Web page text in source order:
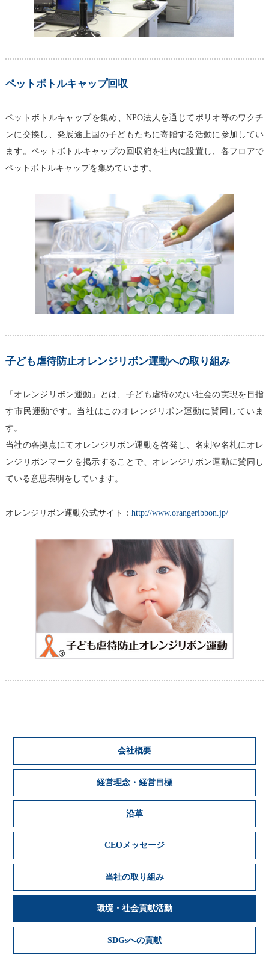
ペットボトルキャップ回収
ペットボトルキャップを集め、NPO法人を通じてポリオ等のワクチ
ンに交換し、発展途上国の子どもたちに寄贈する活動に参加してい
ます。ペットボトルキャップの回収箱を社内に設置し、各フロアで
ペットボトルキャップを集めています。
子ども虐待防止オレンジリボン運動への取り組み
「オレンジリボン運動」とは、子ども虐待のない社会の実現を目指
す市民運動です。当社はこのオレンジリボン運動に賛同していま
す。
当社の各拠点にてオレンジリボン運動を啓発し、名刺や名札にオレ
ンジリボンマークを掲示することで、オレンジリボン運動に賛同し
ている意思表明をしています。
オレンジリボン運動公式サイト： http://www.orangeribbon.jp/
会社概要
経営理念・経営目標
沿革
CEOメッセージ
当社の取り組み
環境・社会貢献活動
SDGsへの貢献